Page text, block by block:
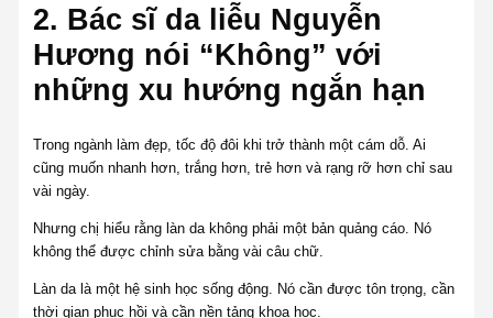
2. Bác sĩ da liễu Nguyễn
Hương nói “Không” với
những xu hướng ngắn hạn
Trong ngành làm đẹp, tốc độ đôi khi trở thành một cám dỗ. Ai
cũng muốn nhanh hơn, trắng hơn, trẻ hơn và rạng rỡ hơn chỉ sau
vài ngày.
Nhưng chị hiểu rằng làn da không phải một bản quảng cáo. Nó
không thể được chỉnh sửa bằng vài câu chữ.
Làn da là một hệ sinh học sống động. Nó cần được tôn trọng, cần
thời gian phục hồi và cần nền tảng khoa học.